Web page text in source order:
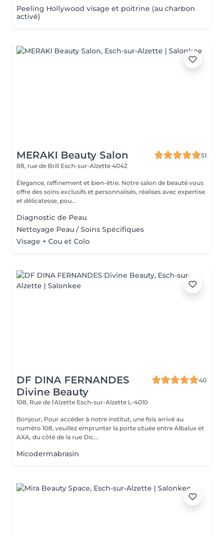
Peeling Hollywood visage et poitrine (au charbon
activé)
MERAKI Beauty Salon
51
88, rue de Brill Esch-sur-Alzette 4042
Élegance, raffinement et bien-être. Notre salon de beauté vous
offre des soins exclusifs et personnalisés, réalises avec expertise
et délicatesse, pou...
Diagnostic de Peau
Nettoyage Peau / Soins Spécifiques
Visage + Cou et Colo
DF DINA FERNANDES
Divine Beauty
40
108, Rue de l'Alzette Esch-sur-Alzette L-4010
Bonjour, Pour accéder à notre institut, une fois arrivé au
numéro 108, veuillez emprunter la porte située entre Albalux et
AXA, du côté de la rue Dic...
Micodermabrasin